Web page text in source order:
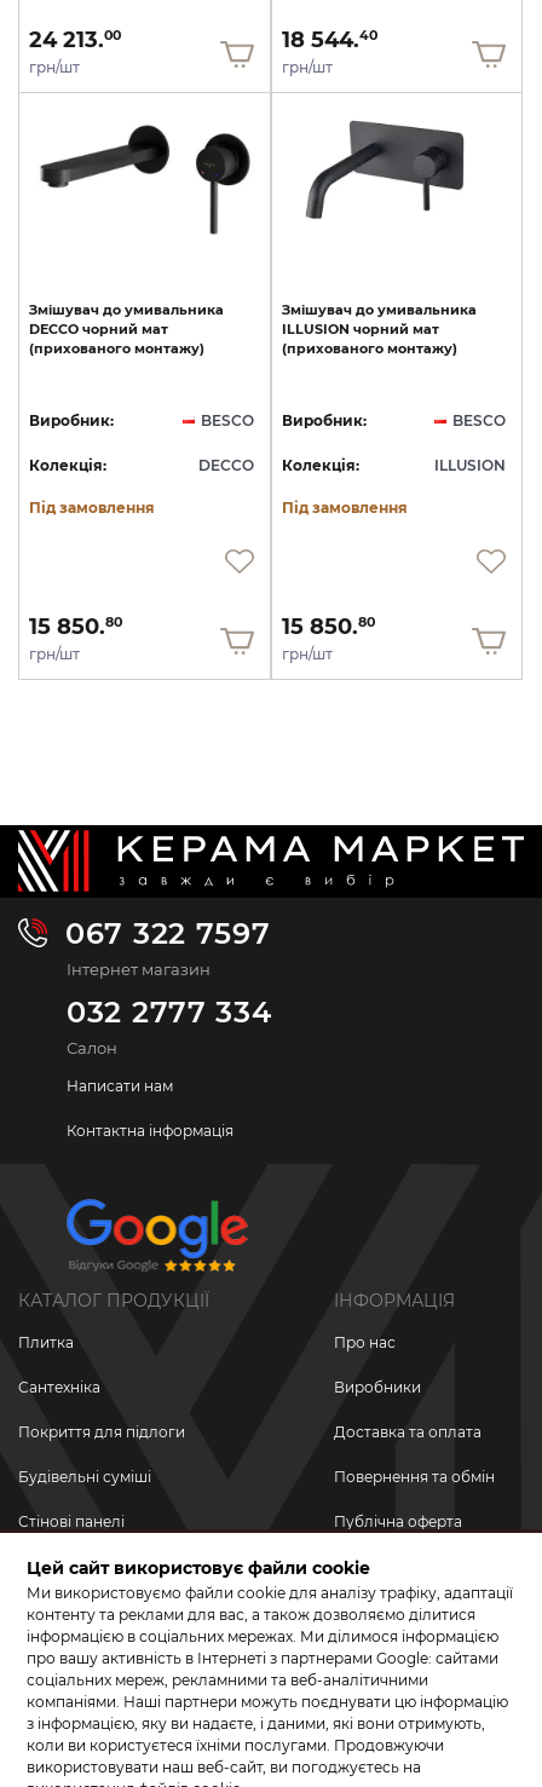
24 213.00
грн/шт
18 544.40
грн/шт
Змішувач до умивальника
DECCO чорний мат
(прихованого монтажу)
Виробник: BESCO
Колекція: DECCO
Під замовлення
15 850.80
грн/шт
Змішувач до умивальника
ILLUSION чорний мат
(прихованого монтажу)
Виробник: BESCO
Колекція: ILLUSION
Під замовлення
15 850.80
грн/шт
067 322 7597
Інтернет магазин
032 2777 334
Салон
Написати нам
Контактна інформація
КАТАЛОГ ПРОДУКЦІЇ
Плитка
Сантехніка
Покриття для підлоги
Будівельні суміші
Стінові панелі
Новинки
Акційні товари
Акції/Знижки
ІНФОРМАЦІЯ
Про нас
Виробники
Доставка та оплата
Повернення та обмін
Публічна оферта
Політика
конфіденційності
ПРИЄДНУЙТЕСЬ ДО НАС У СОЦМЕРЕЖАХ
Цей сайт використовує файли cookie
Ми використовуємо файли cookie для аналізу трафіку, адаптації
контенту та реклами для вас, а також дозволяємо ділитися
інформацією в соціальних мережах. Ми ділимося інформацією
про вашу активність в Інтернеті з партнерами Google: сайтами
соціальних мереж, рекламними та веб-аналітичними
компаніями. Наші партнери можуть поєднувати цю інформацію
з інформацією, яку ви надаєте, і даними, які вони отримують,
коли ви користуєтеся їхніми послугами. Продовжуючи
використовувати наш веб-сайт, ви погоджуєтесь на